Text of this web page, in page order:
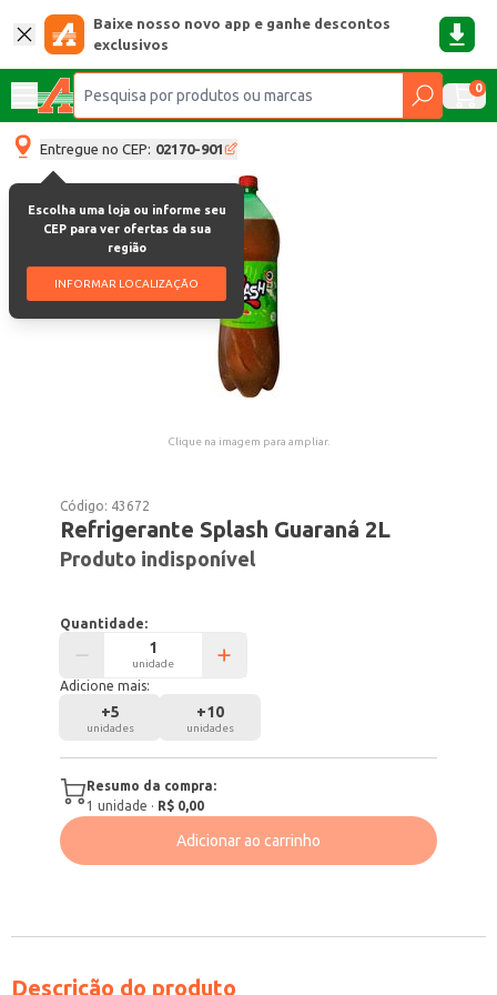
Baixe nosso novo app e ganhe descontos
exclusivos
0
Entregue no CEP: 02170-901
Escolha uma loja ou informe seu
CEP para ver ofertas da sua
região
INFORMAR LOCALIZAÇÃO
Clique na imagem para ampliar.
Código: 43672
Refrigerante Splash Guaraná 2L
Produto indisponível
Quantidade:
unidade
Adicione mais:
+5
unidades
+10
unidades
Resumo da compra:
1 unidade · R$ 0,00
Adicionar ao carrinho
Descrição do produto